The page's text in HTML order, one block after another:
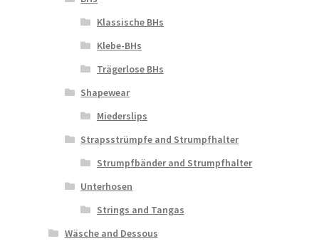
Klassische BHs
Klebe-BHs
Trägerlose BHs
Shapewear
Miederslips
Strapsstrümpfe and Strumpfhalter
Strumpfbänder and Strumpfhalter
Unterhosen
Strings and Tangas
Wäsche and Dessous